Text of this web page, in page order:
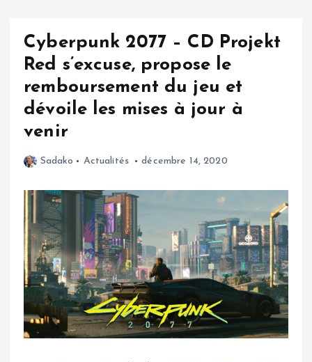
Cyberpunk 2077 – CD Projekt
Red s’excuse, propose le
remboursement du jeu et
dévoile les mises à jour à
venir
Sadako Actualités décembre 14, 2020